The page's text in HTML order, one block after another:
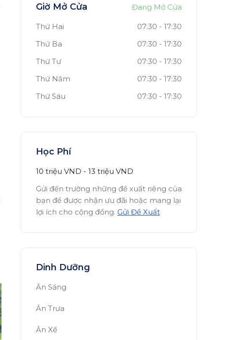
Giờ Mở Cửa Đang Mở Cửa
Thứ Hai 07:30 - 17:30
Thứ Ba
07:30 - 17:30
Thứ Tư
07:30 - 17:30
Thứ Năm
07:30 - 17:30
Thứ Sáu
07:30 - 17:30
Học Phí
10 triệu VND - 13 triệu VND
Gửi đến trường những đề xuất riêng của
bạn để được nhận ưu đãi hoặc mang lại
lợi ích cho cộng đồng. Gửi Đề Xuất
Dinh Dưỡng
Ăn Sáng
Ăn Trưa
Ăn Xế